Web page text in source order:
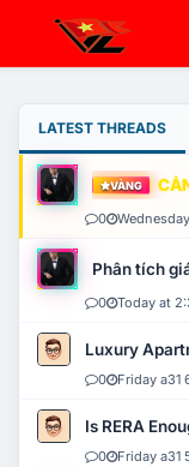
LATEST THREADS
VÀNG
0
Phân tích
0 Today at
Luxury
0 Friday a31
Is RERA
0 Friday a31